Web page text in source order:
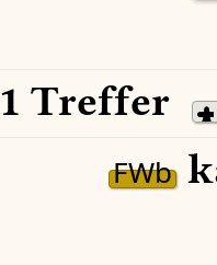
1 Treffer
FWb